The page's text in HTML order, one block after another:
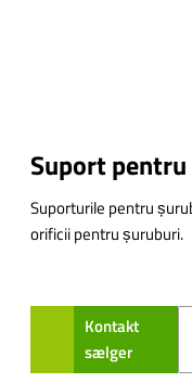
Suport
Suporturile pentru
orificii pentru șuruburi.
Kontakt
sælger